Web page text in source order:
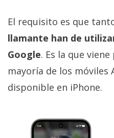
El requisito es que
llamante han de
Google. Es la que
mayoría de los móviles
disponible en iPhone.